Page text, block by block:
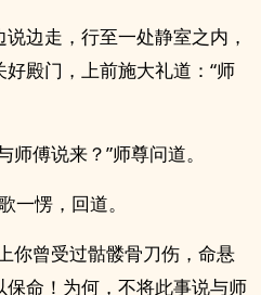
边走，行至一处静室之内，
殿门，上前施大礼道：“师
傅说来？”师尊问道。
一愣，回道。
你曾受过骷髅骨刀伤，命悬
命！为何，不将此事说与师